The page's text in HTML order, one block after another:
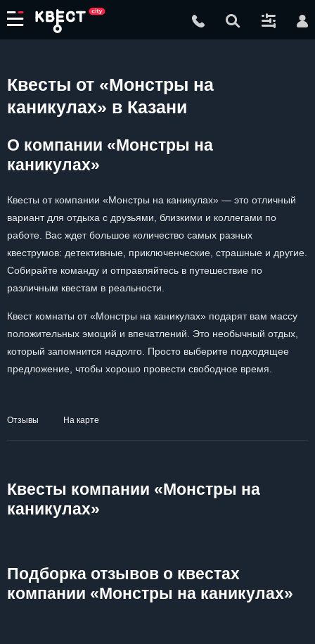
Квесты от «Монстры на
каникулах» в Казани
О компании «Монстры на
каникулах»
Квесты от компании «Монстры на каникулах» — это отличный
вариант для отдыха с друзьями, близкими и коллегами по
работе. Вас ждет большое количество самых разных
квеструмов: детективные, приключенческие, страшные и другие.
Собирайте команду и отправляйтесь в путешествие по
различным квестам в реальности.
Квест комнаты от «Монстры на каникулах» подарят вам массу
положительных эмоций и впечатлений. Это необычный отдых,
который запомнится надолго. Просто выберите подходящее
предложение, чтобы хорошо провести свободное время.
Отзывы На карте
Квесты компании «Монстры на
каникулах»
Подборка отзывов о квестах
компании «Монстры на каникулах»